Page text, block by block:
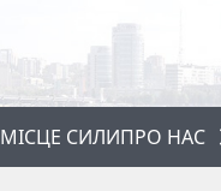
МІСЦЕ СИЛИПРО НАС
ПРО НАС